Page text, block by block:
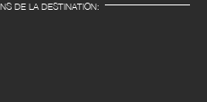
DE LA DESTINATION: